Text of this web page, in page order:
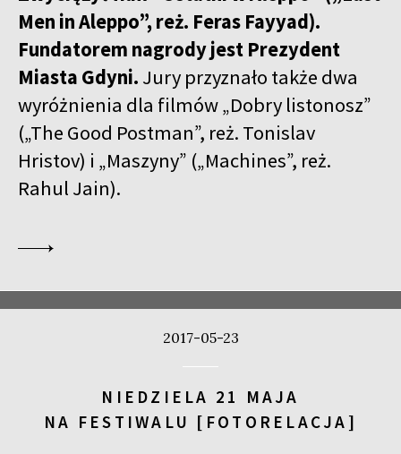
Men in Aleppo”, reż. Feras Fayyad).
Fundatorem nagrody jest Prezydent
Miasta Gdyni. Jury przyznało także dwa
wyróżnienia dla filmów „Dobry listonosz”
(„The Good Postman”, reż. Tonislav
Hristov) i „Maszyny” („Machines”, reż.
Rahul Jain).
2017-05-23
NIEDZIELA 21 MAJA
NA FESTIWALU [FOTORELACJA]